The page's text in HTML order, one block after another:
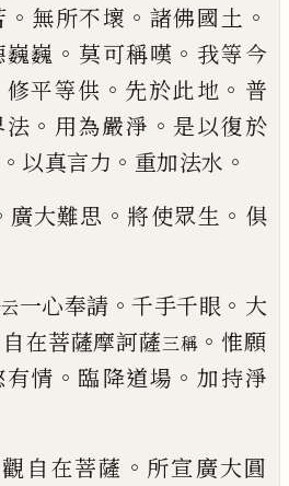
。 無所不壞 。 諸佛國土 。
巍巍 。 莫可稱嘆 。 我等今
修平等供 。 先於此地 。 普
法 。 用為嚴淨 。 是以復於
。 以真言力 。 重加法水 。
廣大難思 。 將使眾生 。 俱
一心奉請 。 千手千眼 。 大
自在菩薩摩訶薩三稱 。 惟願
有情 。 臨降道場 。 加持淨
自在菩薩 。 所宣廣大圓